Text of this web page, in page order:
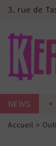
3, rue de
NEWS
Accueil >